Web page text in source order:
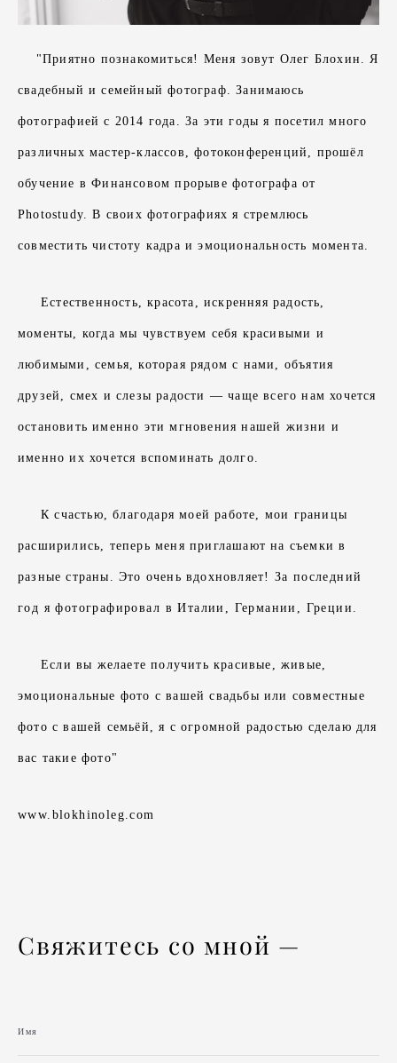
"Приятно познакомиться! Меня зовут Олег Блохин. Я
свадебный и семейный фотограф. Занимаюсь
фотографией с 2014 года. За эти годы я посетил много
различных мастер-классов, фотоконференций, прошёл
обучение в Финансовом прорыве фотографа от
Photostudy. В своих фотографиях я стремлюсь
совместить чистоту кадра и эмоциональность момента.
Естественность, красота, искренняя радость,
моменты, когда мы чувствуем себя красивыми и
любимыми, семья, которая рядом с нами, объятия
друзей, смех и слезы радости — чаще всего нам хочется
остановить именно эти мгновения нашей жизни и
именно их хочется вспоминать долго.
К счастью, благодаря моей работе, мои границы
расширились, теперь меня приглашают на съемки в
разные страны. Это очень вдохновляет! За последний
год я фотографировал в Италии, Германии, Греции.
Если вы желаете получить красивые, живые,
эмоциональные фото с вашей свадьбы или совместные
фото с вашей семьёй, я с огромной радостью сделаю для
вас такие фото"
www.blokhinoleg.com
Свяжитесь со мной —
Имя